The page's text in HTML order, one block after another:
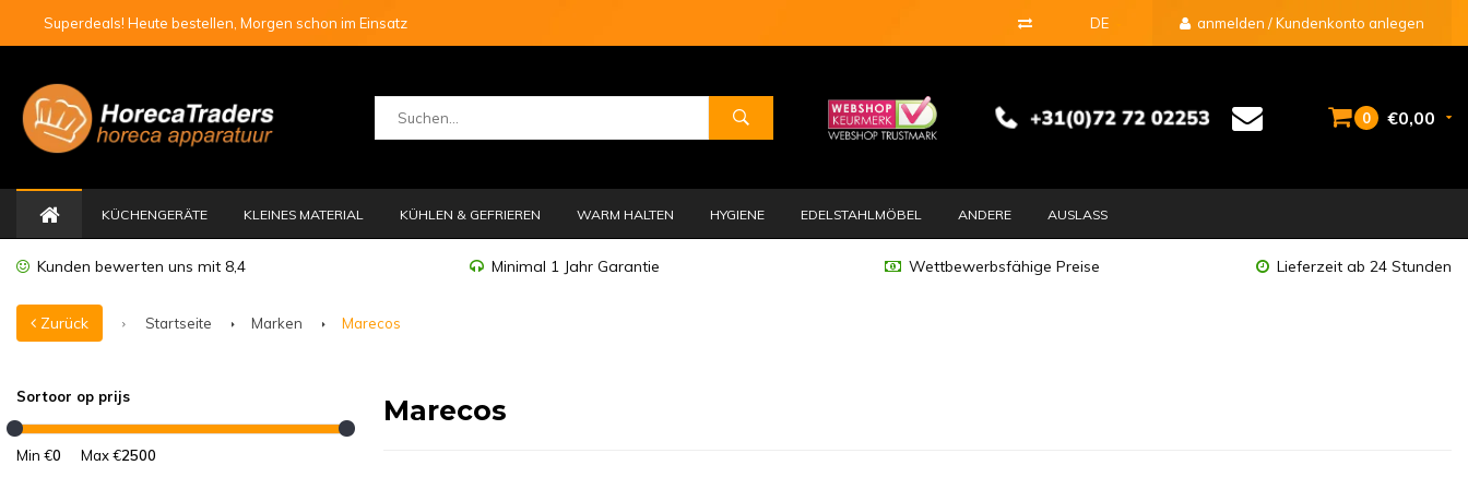
Superdeals! Heute bestellen, Morgen schon im Einsatz DE anmelden / Kundenkonto anlegen
0 €0,00
KÜCHENGERÄTE KLEINES MATERIAL KÜHLEN & GEFRIEREN WARM HALTEN HYGIENE EDELSTAHLMÖBEL ANDERE AUSLASS
Kunden bewerten uns mit 8,4 Minimal 1 Jahr Garantie Wettbewerbsfähige Preise Lieferzeit ab 24 Stunden
Zurück Startseite Marken Marecos
Sortoor op prijs
Min €0 Max €2500
Marecos